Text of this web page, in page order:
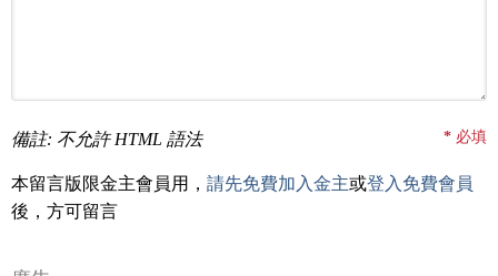
備註: 不允許 HTML 語法 * 必填
本留言版限金主會員用， 請先免費加入金主或登入免費會員
後，方可留言